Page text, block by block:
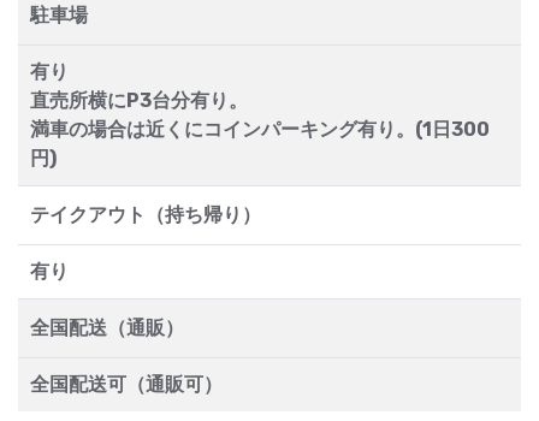
駐車場
有り
直売所横にP3台分有り。
満車の場合は近くにコインパーキング有り。(1日300
円)
テイクアウト（持ち帰り）
有り
全国配送（通販）
全国配送可（通販可）